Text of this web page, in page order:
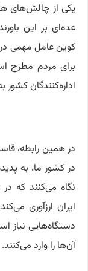
یکی از چالش‌های
عده‌ای بر این
کوین عامل مهمی
برای مردم مطرح
اداره‌کنندگان
در همین رابطه،
در کشور ما، به
نگاه می‌کنند که
ایران ارزآوری
دستگاه‌هایی نیاز
آن‌ها را وارد می‌کنند.